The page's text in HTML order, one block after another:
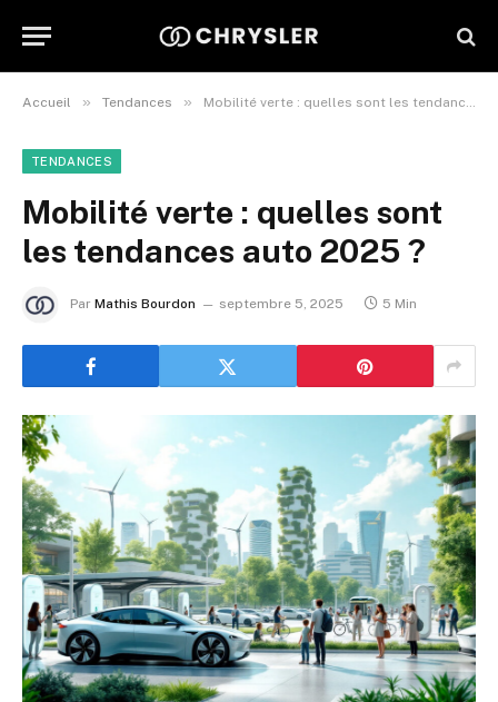
Accueil » Tendances » Mobilité verte : quelles sont les tendances auto 2025 ?
TENDANCES
Mobilité verte : quelles sont
les tendances auto 2025 ?
Par Mathis Bourdon septembre 5, 2025 5 Min